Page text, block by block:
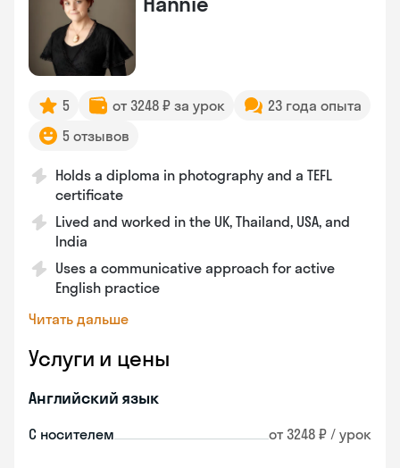
5 от 3248 ₽ за урок
23 года опыта
5 отзывов
Holds a diploma in photography and a TEFL
certificate
Lived and worked in the UK, Thailand, USA, and
India
Uses a communicative approach for active
English practice
Читать дальше
Услуги и цены
Английский язык
С носителем от 3248 ₽ / урок